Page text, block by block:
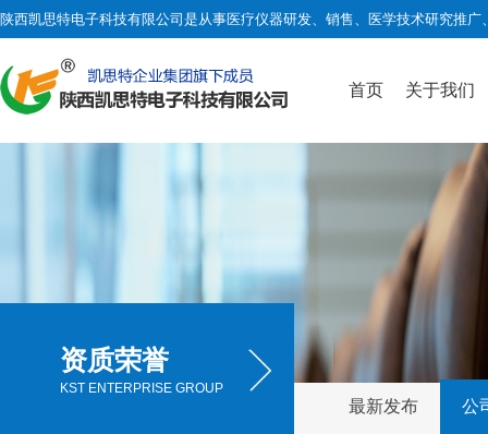
陕西凯思特电子科技有限公司是从事医疗仪器研发、销售、医学技术研究推
首页 关于我们
资质荣誉
KST ENTERPRISE GROUP
最新发布 公